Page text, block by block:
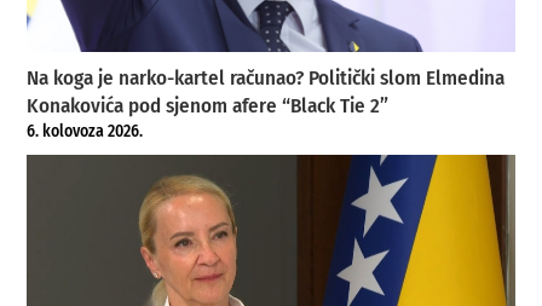
Na koga je narko-kartel računao? Politički slom Elmedina
Konakovića pod sjenom afere “Black Tie 2”
6. kolovoza 2026.